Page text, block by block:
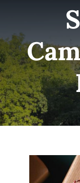
Establiments
Receptes
Notícies